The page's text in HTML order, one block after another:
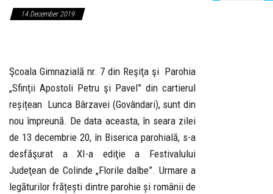
14 December 2019
Şcoala Gimnazială nr. 7 din Reşiţa şi Parohia
„Sfinţii Apostoli Petru şi Pavel” din cartierul
reșițean Lunca Bârzavei (Govândari), sunt din
nou împreună. De data aceasta, în seara zilei
de 13 decembrie 20, în Biserica parohială, s-a
desfăşurat a XI-a ediţie a Festivalului
Judeţean de Colinde „Florile dalbe”. Urmare a
legăturilor frățești dintre parohie și românii de